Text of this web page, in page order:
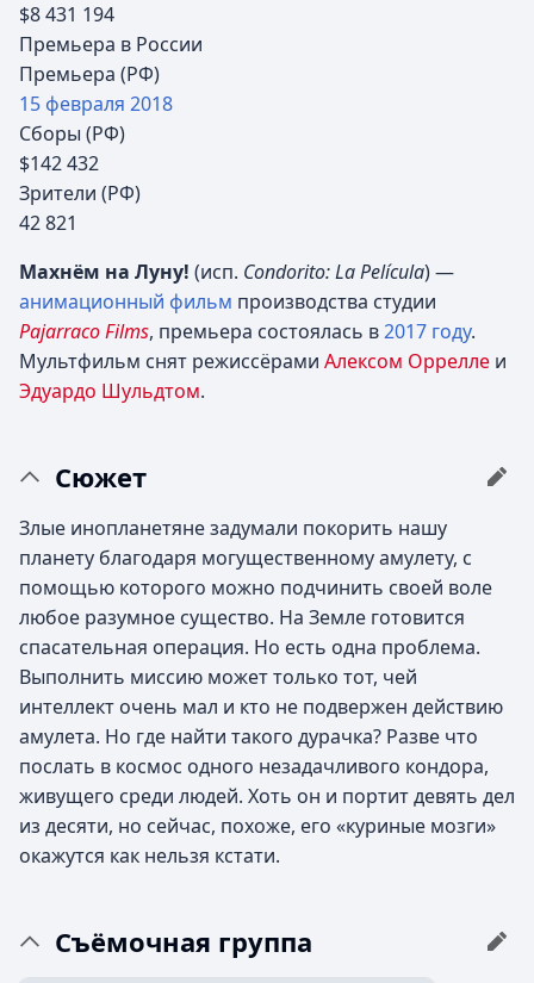
$8 431 194
Премьера в России
Премьера (РФ)
15 февраля 2018
Сборы (РФ)
$142 432
Зрители (РФ)
42 821
Махнём на Луну! (исп. Condorito: La Película) —
анимационный фильм производства студии
Pajarraco Films, премьера состоялась в2017 году.
Мультфильм снят режиссёрами Алексом Оррелле и
Эдуардо Шульдтом.
Сюжет
Злые инопланетяне задумали покорить нашу
планету благодаря могущественному амулету, с
помощью которого можно подчинить своей воле
любое разумное существо. На Земле готовится
спасательная операция. Но есть одна проблема.
Выполнить миссию может только тот, чей
интеллект очень мал и кто не подвержен действию
амулета. Но где найти такого дурачка? Разве что
послать в космос одного незадачливого кондора,
живущего среди людей. Хоть он и портит девять дел
из десяти, но сейчас, похоже, его «куриные мозги»
окажутся как нельзя кстати.
Съёмочная группа